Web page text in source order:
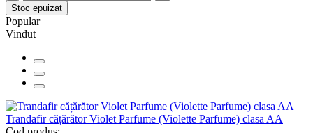
Stoc epuizat
Popular
Vindut
Trandafir cățărător Violet Parfume (Violette Parfume) clasa AA